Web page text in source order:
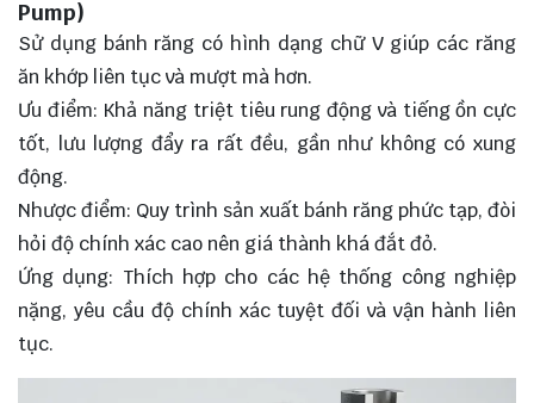
Pump)
Sử dụng bánh răng có hình dạng chữ V giúp các răng
ăn khớp liên tục và mượt mà hơn.
Ưu điểm: Khả năng triệt tiêu rung động và tiếng ồn cực
tốt, lưu lượng đẩy ra rất đều, gần như không có xung
động.
Nhược điểm: Quy trình sản xuất bánh răng phức tạp, đòi
hỏi độ chính xác cao nên giá thành khá đắt đỏ.
Ứng dụng: Thích hợp cho các hệ thống công nghiệp
nặng, yêu cầu độ chính xác tuyệt đối và vận hành liên
tục.